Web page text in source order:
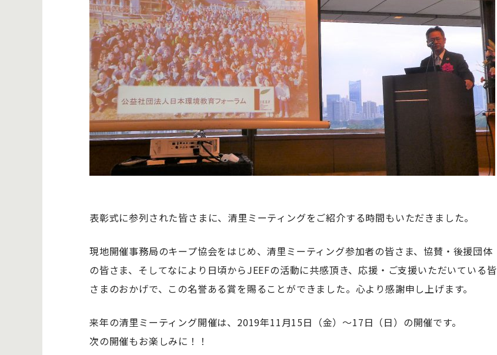
表彰式に参列された皆さまに、清里ミーティングをご紹介する時間もいただきました。
現地開催事務局のキープ協会をはじめ、清里ミーティング参加者の皆さま、協賛・後援団体
の皆さま、そしてなにより日頃からJEEFの活動に共感頂き、応援・ご支援いただいている皆
さまのおかげで、この名誉ある賞を賜ることができました。心より感謝申し上げます。
来年の清里ミーティング開催は、2019年11月15日（金）～17日（日）の開催です。
次の開催もお楽しみに！！